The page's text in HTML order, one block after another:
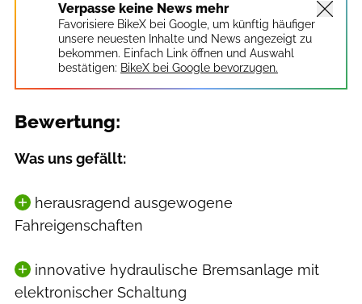
Verpasse keine News mehr
Favorisiere BikeX bei Google, um künftig häufiger
unsere neuesten Inhalte und News angezeigt zu
bekommen. Einfach Link öffnen und Auswahl
bestätigen: BikeX bei Google bevorzugen.
Bewertung:
Was uns gefällt:
herausragend ausgewogene
Fahreigenschaften
innovative hydraulische Bremsanlage mit
elektronischer Schaltung